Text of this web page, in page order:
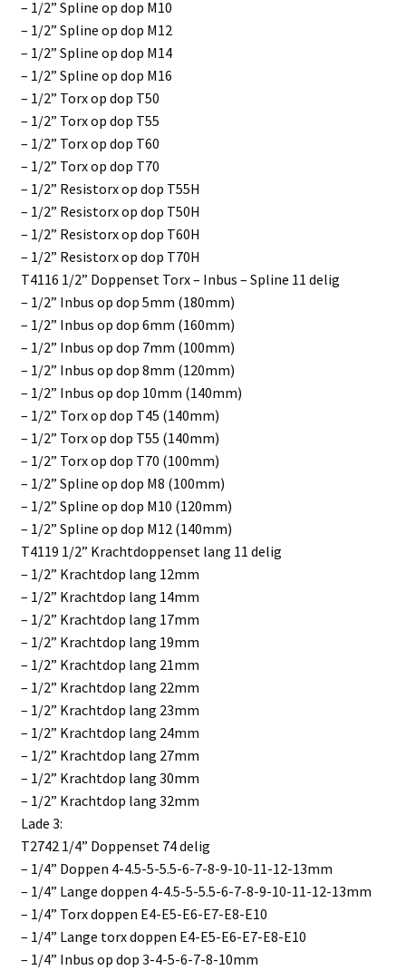
– 1/2” Spline op dop M10
– 1/2” Spline op dop M12
– 1/2” Spline op dop M14
– 1/2” Spline op dop M16
– 1/2” Torx op dop T50
– 1/2” Torx op dop T55
– 1/2” Torx op dop T60
– 1/2” Torx op dop T70
– 1/2” Resistorx op dop T55H
– 1/2” Resistorx op dop T50H
– 1/2” Resistorx op dop T60H
– 1/2” Resistorx op dop T70H
T4116 1/2” Doppenset Torx – Inbus – Spline 11 delig
– 1/2” Inbus op dop 5mm (180mm)
– 1/2” Inbus op dop 6mm (160mm)
– 1/2” Inbus op dop 7mm (100mm)
– 1/2” Inbus op dop 8mm (120mm)
– 1/2” Inbus op dop 10mm (140mm)
– 1/2” Torx op dop T45 (140mm)
– 1/2” Torx op dop T55 (140mm)
– 1/2” Torx op dop T70 (100mm)
– 1/2” Spline op dop M8 (100mm)
– 1/2” Spline op dop M10 (120mm)
– 1/2” Spline op dop M12 (140mm)
T4119 1/2” Krachtdoppenset lang 11 delig
– 1/2” Krachtdop lang 12mm
– 1/2” Krachtdop lang 14mm
– 1/2” Krachtdop lang 17mm
– 1/2” Krachtdop lang 19mm
– 1/2” Krachtdop lang 21mm
– 1/2” Krachtdop lang 22mm
– 1/2” Krachtdop lang 23mm
– 1/2” Krachtdop lang 24mm
– 1/2” Krachtdop lang 27mm
– 1/2” Krachtdop lang 30mm
– 1/2” Krachtdop lang 32mm
Lade 3:
T2742 1/4” Doppenset 74 delig
– 1/4” Doppen 4-4.5-5-5.5-6-7-8-9-10-11-12-13mm
– 1/4” Lange doppen 4-4.5-5-5.5-6-7-8-9-10-11-12-13mm
– 1/4” Torx doppen E4-E5-E6-E7-E8-E10
– 1/4” Lange torx doppen E4-E5-E6-E7-E8-E10
– 1/4” Inbus op dop 3-4-5-6-7-8-10mm